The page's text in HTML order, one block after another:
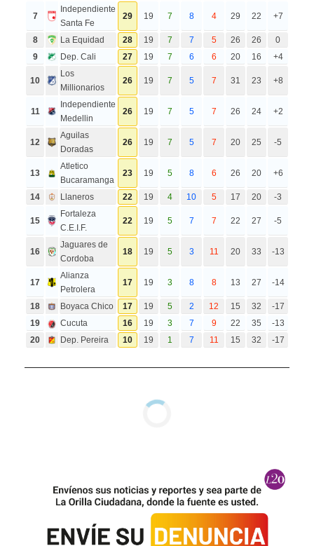
7
Independiente
Santa Fe
29 19 7 8 4 29 22 +7
8 La Equidad 28 19 7 7 5 26 26
0
9
Dep. Cali 27 19 7 6 6 20 16 +4
10
Los
Millionarios
26 19 7 5 7 31 23 +8
11
Independiente
Medellin
26 19 7 5 7 26 24 +2
12
Aguilas
Doradas
26 19 7 5 7 20 25 -5
13
Atletico
Bucaramanga
23 19 5 8 6 26 20 +6
14 Llaneros 22 19 4 10 5 17 20 -3
15
Fortaleza
C.E.I.F.
22 19 5 7 7 22 27 -5
16
Jaguares de
Cordoba
18 19 5 3 11 20 33 -13
17
Alianza
Petrolera
17 19 3 8 8 13 27 -14
18 Boyaca Chico 17 19 5 2 12 15 32
-17
19
Cucuta 16 19 3 7 9 22 35
-13
20
Dep. Pereira 10 19 1 7 11 15 32 -17